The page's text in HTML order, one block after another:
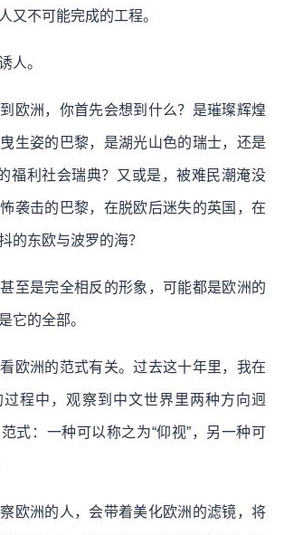
又不可能完成的工程。
人。
欧洲，你首先会想到什么？是璀璨辉煌
生姿的巴黎，是湖光山色的瑞士，还是
福利社会瑞典？又或是，被难民潮淹没
袭击的巴黎，在脱欧后迷失的英国，在
的东欧与波罗的海？
至是完全相反的形象，可能都是欧洲的
它的全部。
欧洲的范式有关。过去这十年里，我在
过程中，观察到中文世界里两种方向迥
式：一种可以称之为“仰视”，另一种可
欧洲的人，会带着美化欧洲的滤镜，将